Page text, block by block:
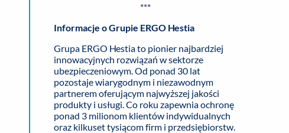
***
Informacje o Grupie ERGO Hestia
Grupa ERGO Hestia to pionier najbardziej
innowacyjnych rozwiązań w sektorze
ubezpieczeniowym. Od ponad 30 lat
pozostaje wiarygodnym i niezawodnym
partnerem oferującym najwyższej jakości
produkty i usługi. Co roku zapewnia ochronę
ponad 3 milionom klientów indywidualnych
oraz kilkuset tysiącom firm i przedsiębiorstw.